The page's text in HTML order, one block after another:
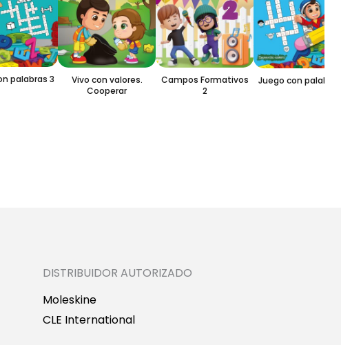
palabras 3
Vivo con valores.
Cooperar
Campos Formativos
Juego con palabras 1
DISTRIBUIDOR AUTORIZADO
Moleskine
CLE International